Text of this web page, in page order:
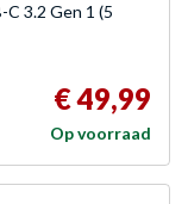
C 3.2 Gen 1 (5
€ 49,99
Op voorraad